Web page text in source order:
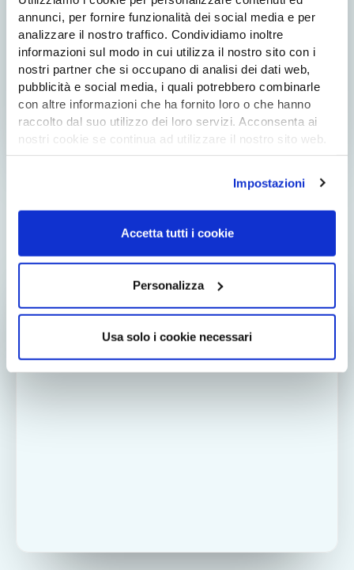
annunci, per fornire funzionalità dei social media e per
analizzare il nostro traffico. Condividiamo inoltre
informazioni sul modo in cui utilizza il nostro sito con i
nostri partner che si occupano di analisi dei dati web,
pubblicità e social media, i quali potrebbero combinarle
con altre informazioni che ha fornito loro o che hanno
raccolto dal suo utilizzo dei loro servizi. Acconsenta ai
nostri cookie se continua ad utilizzare il nostro sito web.
Per saperne di più consulta la nostracookie policy
Impostazioni
Accetta tutti i cookie
Personalizza
Usa solo i cookie necessari
LIBRO DI RICETTE “A TAVOLA CON IL CIOCCOLATO, UN
PO’ DOLCE UN PO’ SALATO”